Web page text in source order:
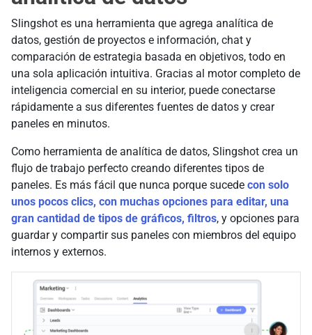
Slingshot es una herramienta que agrega analítica de
datos, gestión de proyectos e información, chat y
comparación de estrategia basada en objetivos, todo en
una sola aplicación intuitiva. Gracias al motor completo de
inteligencia comercial en su interior, puede conectarse
rápidamente a sus diferentes fuentes de datos y crear
paneles en minutos.
Como herramienta de analítica de datos, Slingshot crea un
flujo de trabajo perfecto creando diferentes tipos de
paneles. Es más fácil que nunca porque sucede con solo
unos pocos clics, con muchas opciones para editar, una
gran cantidad de tipos de gráficos, filtros, y opciones para
guardar y compartir sus paneles con miembros del equipo
internos y externos.